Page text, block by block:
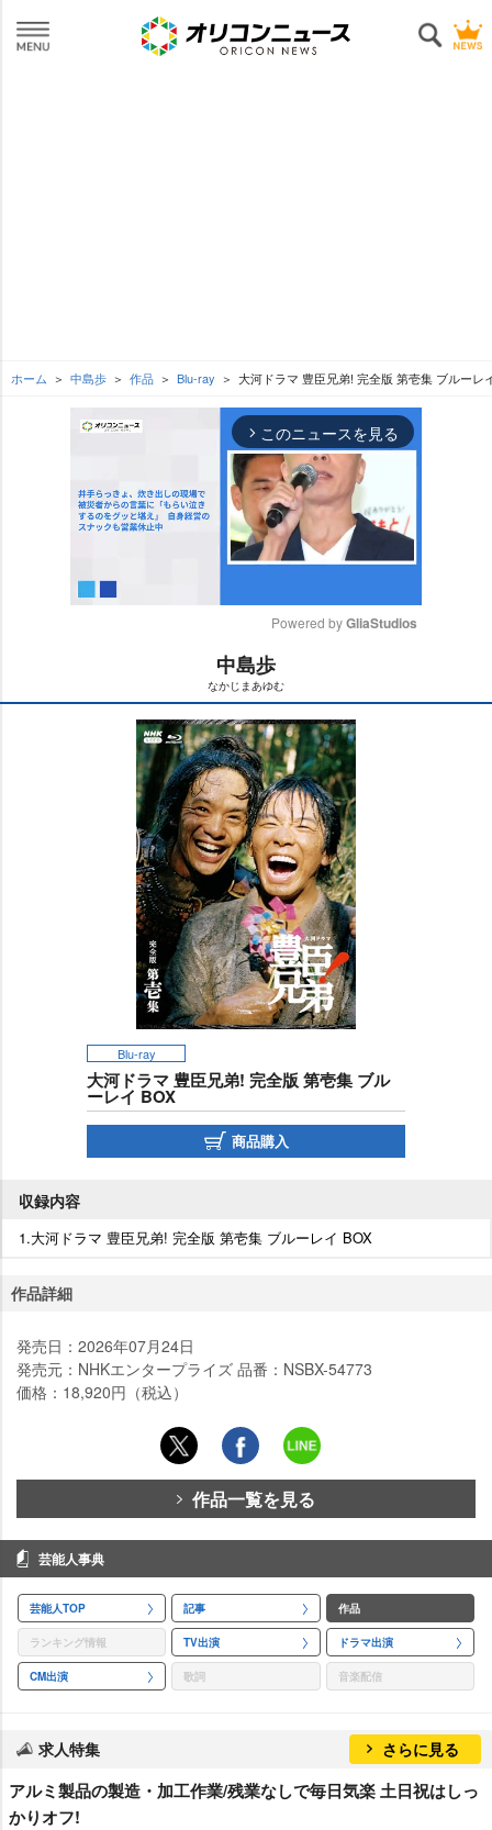
ホーム 中島歩 作品 Blu-ray 大河ドラマ 豊臣兄弟! 完全版 第壱集 ブルーレ
arrow_forward_ios このニュースを見る
t
e
Powered by GliaStudios
中島歩
なかじまあゆむ
Blu-ray
大河ドラマ 豊臣兄弟! 完全版 第壱集 ブル
ーレイ BOX
商品購入
収録内容
1.大河ドラマ 豊臣兄弟! 完全版 第壱集 ブルーレイ BOX
作品詳細
発売日：2026年07月24日
発売元：NHKエンタープライズ 品番：NSBX-54773
価格：18,920円（税込）
作品一覧を見る
芸能人事典
芸能人TOP 記事 作品
ランキング情報 TV出演 ドラマ出演
CM出演 歌詞 音楽配信
求人特集 さらに見る
アルミ製品の製造・加工作業/残業なしで毎日気楽 土日祝はしっ
かりオフ!